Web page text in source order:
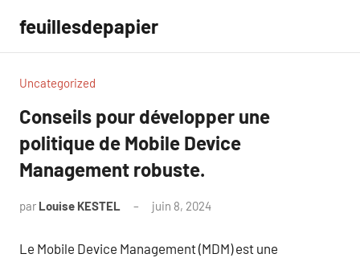
contenu
feuillesdepapier
Uncategorized
Conseils pour développer une
politique de Mobile Device
Management robuste.
par Louise KESTEL juin 8, 2024
Le Mobile Device Management (MDM) est une